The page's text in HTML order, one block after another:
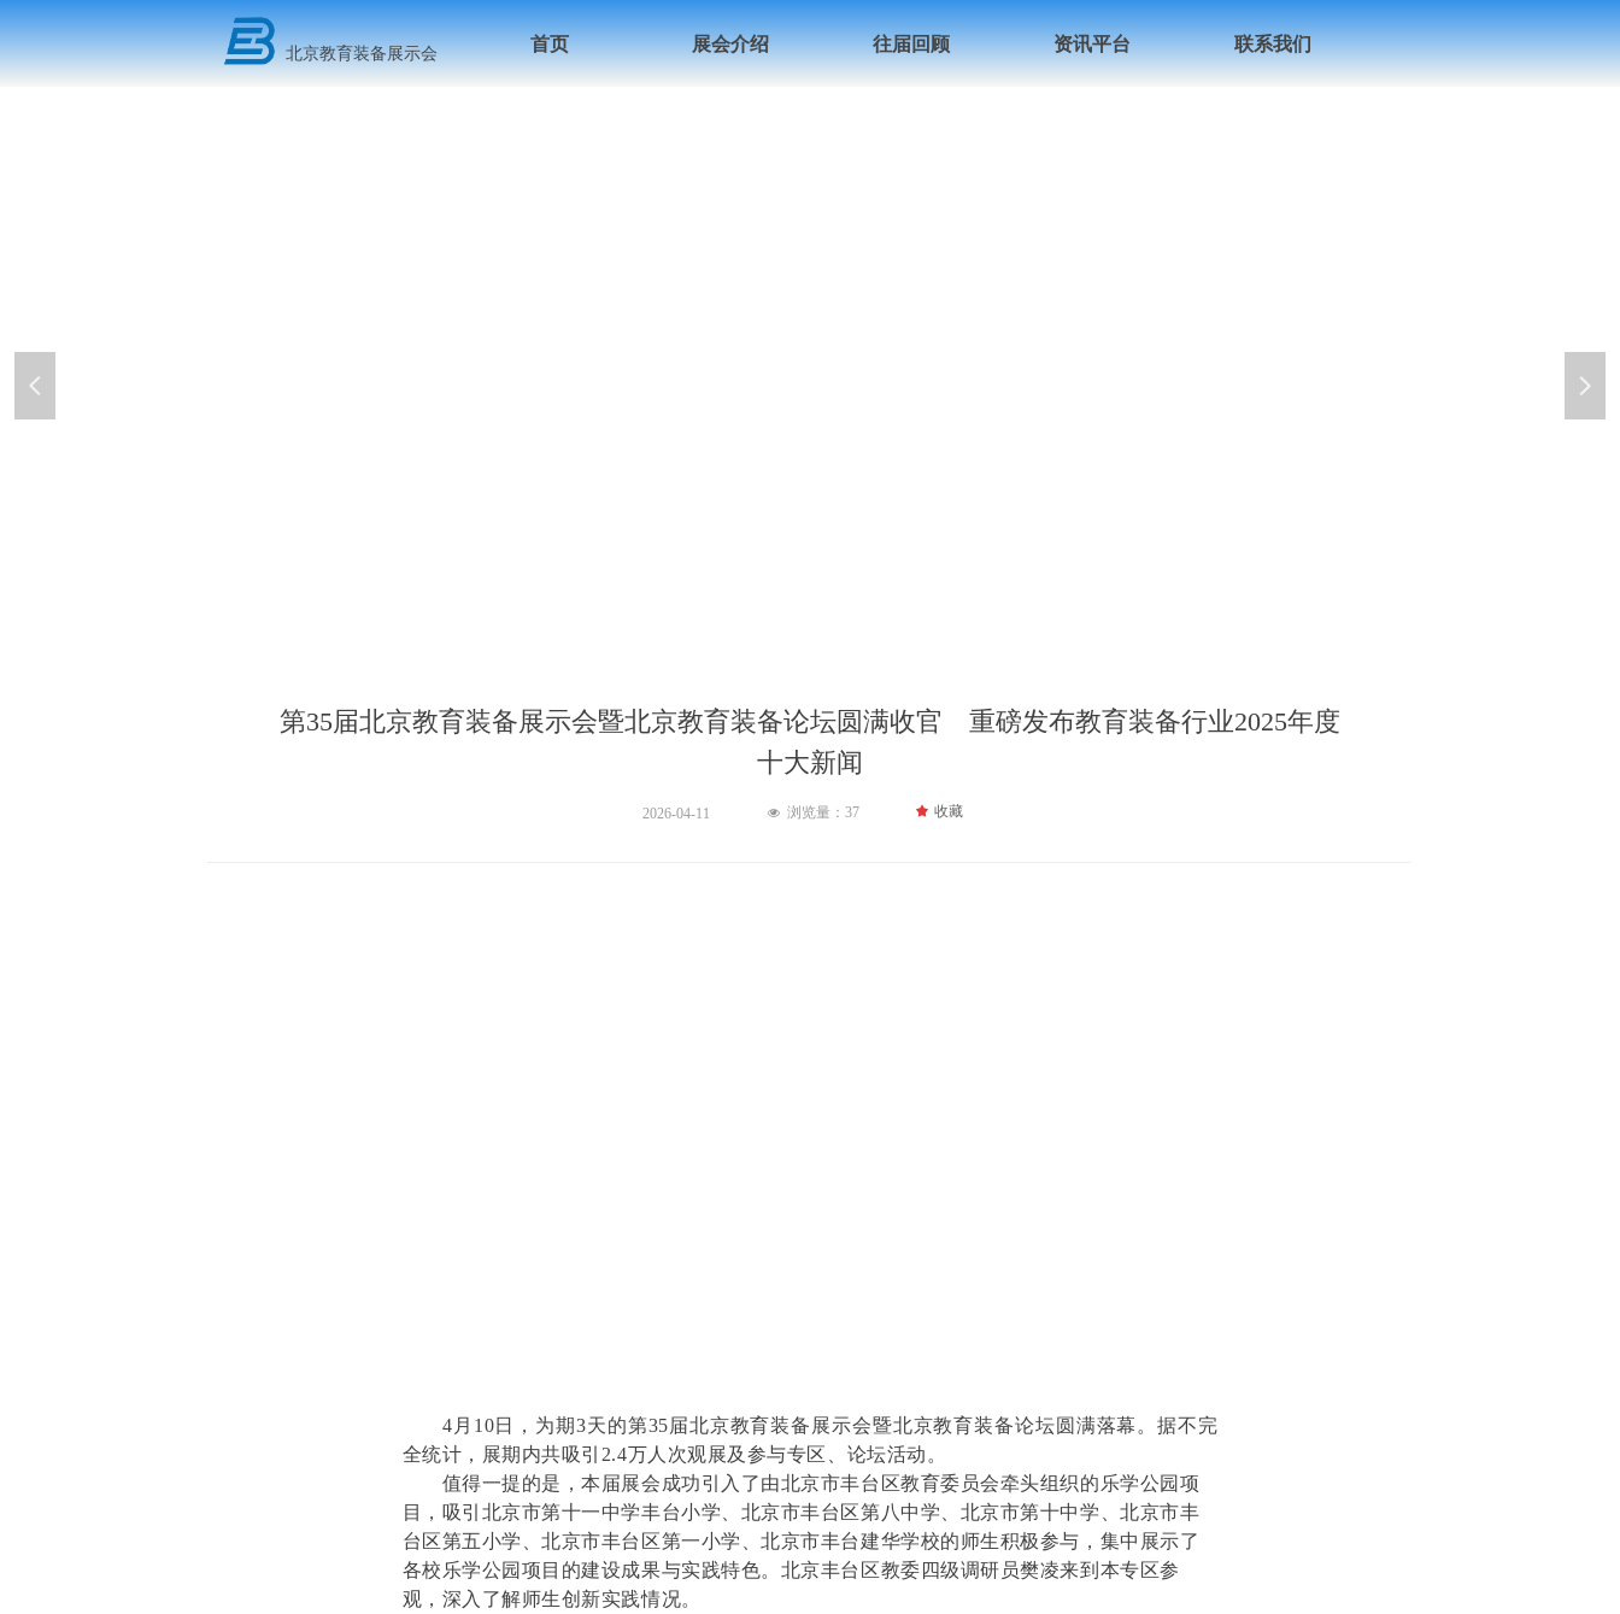
首页 展会介绍 往届回顾 资讯平台 联系我们
北京教育装备展示会
넳 넲
第35届北京教育装备展示会暨北京教育装备论坛圆满收官 重磅发布教育装备行业2025年度
十大新闻
2026-04-11 넶 浏览量： 37 끄 收藏
4月10日，为期3天的第35届北京教育装备展示会暨北京教育装备论坛圆满落幕。据不完
全统计，展期内共吸引2.4万人次观展及参与专区、论坛活动。
值得一提的是，本届展会成功引入了由北京市丰台区教育委员会牵头组织的乐学公园项
目，吸引北京市第十一中学丰台小学、北京市丰台区第八中学、北京市第十中学、北京市丰
台区第五小学、北京市丰台区第一小学、北京市丰台建华学校的师生积极参与，集中展示了
各校乐学公园项目的建设成果与实践特色。北京丰台区教委四级调研员樊凌来到本专区参
观，深入了解师生创新实践情况。